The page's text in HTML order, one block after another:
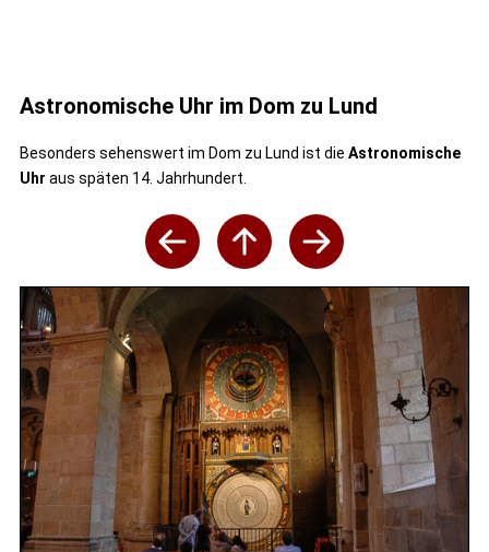
Astronomische Uhr im Dom zu Lund
Besonders sehenswert im Dom zu Lund ist die Astronomische
Uhr aus späten 14. Jahrhundert.